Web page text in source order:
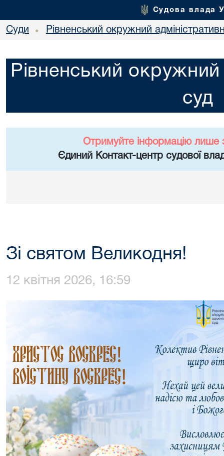
Судова влада
Суди • Рівненський окружний
Рівненський окружний
суд
Отримуйте інформацію лише
Єдиний Контакт-центр судової
Зі святом Великодня!
12 квітня 2026, 16:59